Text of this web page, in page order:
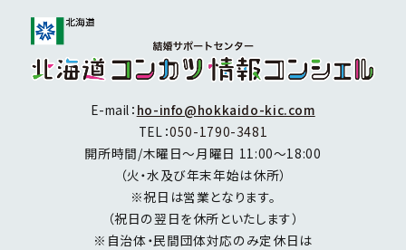
E-mail： ho-info@hokkaido-kic.com
TEL：050-1790-3481
開所時間/木曜日～月曜日 11:00～18:00
（火・水及び年末年始は休所）
※祝日は営業となります。
（祝日の翌日を休所といたします）
※自治体・民間団体対応のみ定休日は